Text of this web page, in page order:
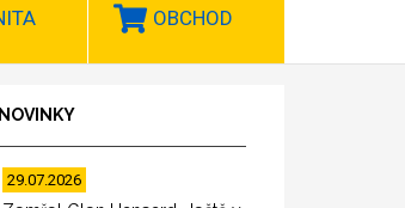
OBCHOD
29.07.2026